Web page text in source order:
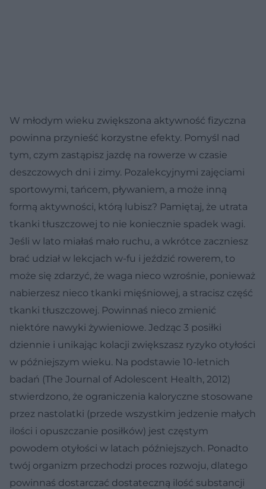
W młodym wieku zwiększona aktywność fizyczna
powinna przynieść korzystne efekty. Pomyśl nad
tym, czym zastąpisz jazdę na rowerze w czasie
deszczowych dni i zimy. Pozalekcyjnymi zajęciami
sportowymi, tańcem, pływaniem, a może inną
formą aktywności, którą lubisz? Pamiętaj, że utrata
tkanki tłuszczowej to nie koniecznie spadek wagi.
Jeśli w lato miałaś mało ruchu, a wkrótce zaczniesz
brać udział w lekcjach w-fu i jeździć rowerem, to
może się zdarzyć, że waga nieco wzrośnie, ponieważ
nabierzesz nieco tkanki mięśniowej, a stracisz część
tkanki tłuszczowej. Powinnaś nieco zmienić
niektóre nawyki żywieniowe. Jedząc 3 posiłki
dziennie i unikając kolacji zwiększasz ryzyko otyłości
w późniejszym wieku. Na podstawie 10-letnich
badań (The Journal of Adolescent Health, 2012)
stwierdzono, że ograniczenia kaloryczne stosowane
przez nastolatki (przede wszystkim jedzenie małych
ilości i opuszczanie posiłków) jest częstym
powodem otyłości w latach późniejszych. Ponadto
twój organizm przechodzi proces rozwoju, dlatego
powinnaś dostarczać dostateczną ilość substancji